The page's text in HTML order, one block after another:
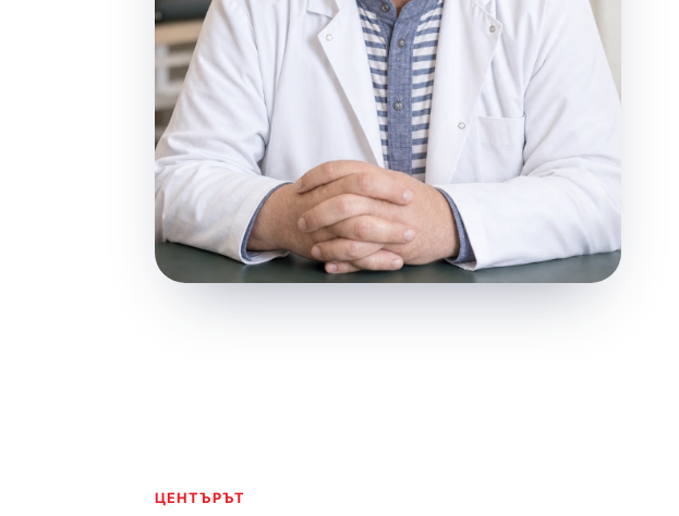
ЦЕНТЪРЪТ